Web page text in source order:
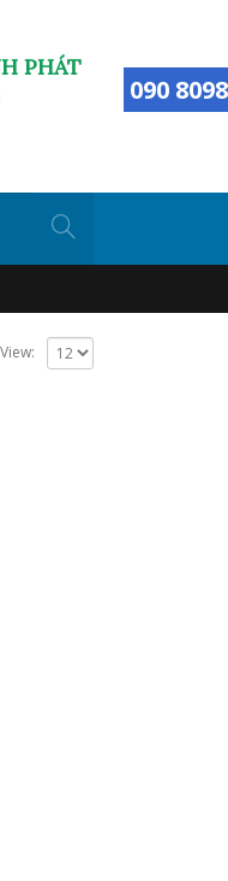
PHÁT
090
View: